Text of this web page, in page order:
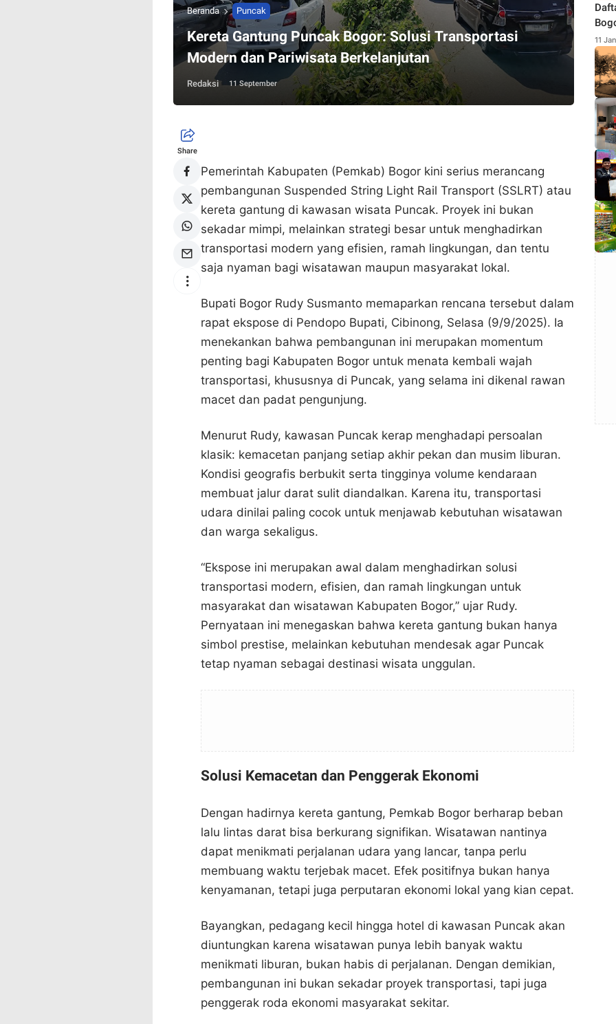
Beranda Puncak
Kereta Gantung Puncak Bogor: Solusi Transportasi
Modern dan Pariwisata Berkelanjutan
Redaksi 11 September
Share
Kereta Gantung Puncak Bogor: Solusi Transportasi
Modern dan Pariwisata Berkelanjutan
Bogor Channel
Bagikan ke media lain
Pemerintah Kabupaten (Pemkab) Bogor kini serius merancang
pembangunan Suspended String Light Rail Transport (SSLRT) atau
kereta gantung di kawasan wisata Puncak. Proyek ini bukan
sekadar mimpi, melainkan strategi besar untuk menghadirkan
transportasi modern yang efisien, ramah lingkungan, dan tentu
saja nyaman bagi wisatawan maupun masyarakat lokal.
Bupati Bogor Rudy Susmanto memaparkan rencana tersebut dalam
rapat ekspose di Pendopo Bupati, Cibinong, Selasa (9/9/2025). Ia
menekankan bahwa pembangunan ini merupakan momentum
penting bagi Kabupaten Bogor untuk menata kembali wajah
transportasi, khususnya di Puncak, yang selama ini dikenal rawan
macet dan padat pengunjung.
Menurut Rudy, kawasan Puncak kerap menghadapi persoalan
klasik: kemacetan panjang setiap akhir pekan dan musim liburan.
Kondisi geografis berbukit serta tingginya volume kendaraan
membuat jalur darat sulit diandalkan. Karena itu, transportasi
udara dinilai paling cocok untuk menjawab kebutuhan wisatawan
dan warga sekaligus.
“Ekspose ini merupakan awal dalam menghadirkan solusi
transportasi modern, efisien, dan ramah lingkungan untuk
masyarakat dan wisatawan Kabupaten Bogor,” ujar Rudy.
Pernyataan ini menegaskan bahwa kereta gantung bukan hanya
simbol prestise, melainkan kebutuhan mendesak agar Puncak
tetap nyaman sebagai destinasi wisata unggulan.
Solusi Kemacetan dan Penggerak Ekonomi
Dengan hadirnya kereta gantung, Pemkab Bogor berharap beban
lalu lintas darat bisa berkurang signifikan. Wisatawan nantinya
dapat menikmati perjalanan udara yang lancar, tanpa perlu
membuang waktu terjebak macet. Efek positifnya bukan hanya
kenyamanan, tetapi juga perputaran ekonomi lokal yang kian cepat.
Bayangkan, pedagang kecil hingga hotel di kawasan Puncak akan
diuntungkan karena wisatawan punya lebih banyak waktu
menikmati liburan, bukan habis di perjalanan. Dengan demikian,
pembangunan ini bukan sekadar proyek transportasi, tapi juga
penggerak roda ekonomi masyarakat sekitar.
Kereta Gantung Puncak Bogor: Solusi Transportasi
Modern dan Pariwisata Berkelanjutan
Bogor Channel
Bagikan ke media lain
11